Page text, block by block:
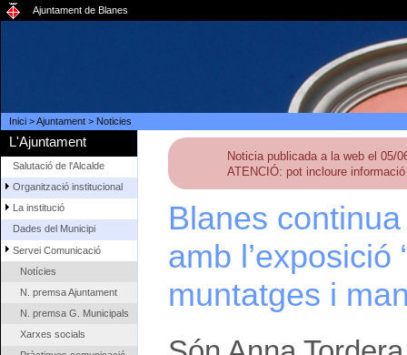
Ajuntament de Blanes
Inici>Ajuntament> Noticies
L'Ajuntament
Salutació de l'Alcalde
Organització institucional
La institució
Dades del Municipi
Servei Comunicació
Notícies
N. premsa Ajuntament
N. premsa G. Municipals
Xarxes socials
Noticia publicada a la web el 05/
ATENCIÓ: pot incloure
Blanes
amb l’exposició
muntatges i